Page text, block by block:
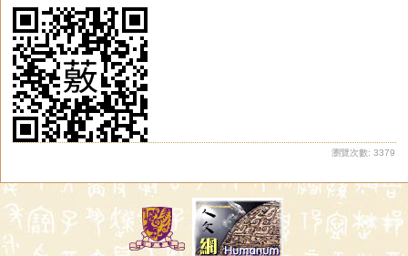
瀏覽次數: 3379